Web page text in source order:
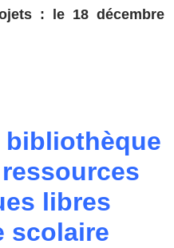
: le 18 décembre
libres
scolaire